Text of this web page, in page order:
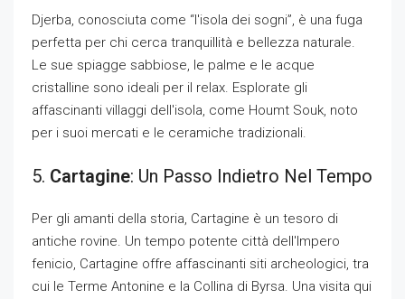
Djerba, conosciuta come “l'isola dei sogni”, è una fuga
perfetta per chi cerca tranquillità e bellezza naturale.
Le sue spiagge sabbiose, le palme e le acque
cristalline sono ideali per il relax. Esplorate gli
affascinanti villaggi dell'isola, come Houmt Souk, noto
per i suoi mercati e le ceramiche tradizionali.
5. Cartagine: Un Passo Indietro Nel Tempo
Per gli amanti della storia, Cartagine è un tesoro di
antiche rovine. Un tempo potente città dell'Impero
fenicio, Cartagine offre affascinanti siti archeologici, tra
cui le Terme Antonine e la Collina di Byrsa. Una visita qui